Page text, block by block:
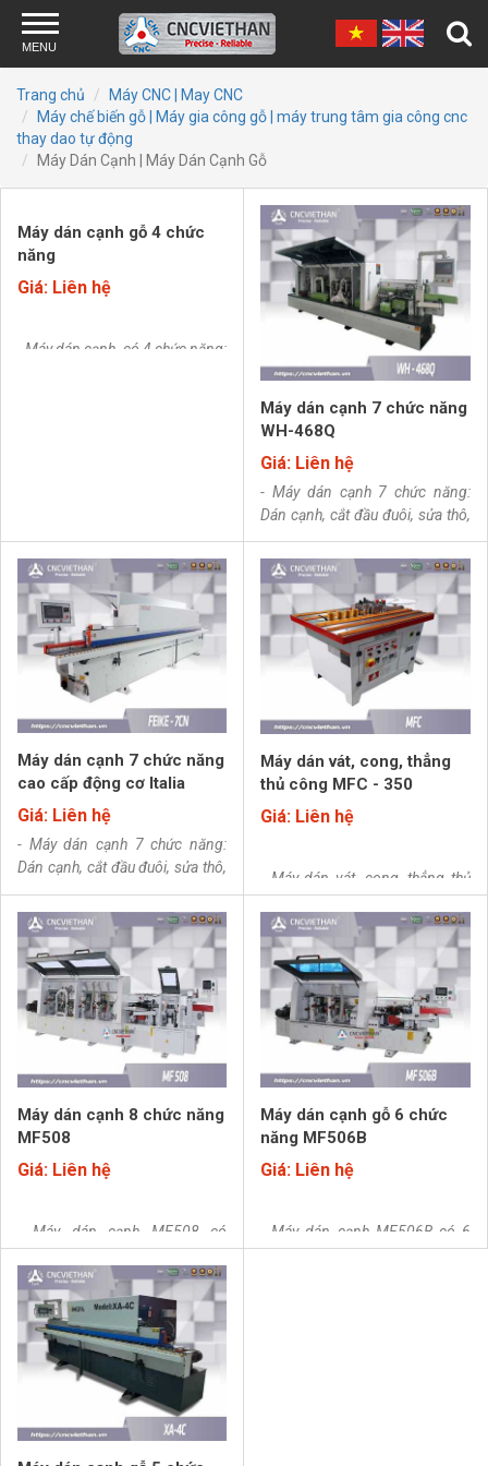
Skip to main content
MENU
Trang chủ
Máy CNC | May CNC
Máy chế biến gỗ | Máy gia công gỗ | máy trung tâm gia công cnc
thay dao tự động
Máy Dán Cạnh | Máy Dán Cạnh Gỗ
Máy dán cạnh gỗ 4 chức
năng
Giá: Liên hệ
- Máy dán cạnh có 4 chức năng:
Máy dán cạnh 7 chức năng
WH-468Q
Giá: Liên hệ
- Máy dán cạnh 7 chức năng:
Dán cạnh, cắt đầu đuôi, sửa thô,
sửa tinh, cạo cạnh, đánh bóng,
bo góc. Có tự động chỉnh nẹp
và chức năng đếm mét nẹp, và
đã có sấy phôi.Máy được sản
xuất theo hệ thống quản lý chất
lượng tiêu chuẩn quốc tế ISO
9001-2015.
Máy dán cạnh 7 chức năng
cao cấp động cơ Italia
Giá: Liên hệ
- Máy dán cạnh 7 chức năng:
Dán cạnh, cắt đầu đuôi, sửa thô,
sửa tinh, cạo cạnh, đánh bóng,
bo góc.Máy sử dụng toàn bộ
thiết bị điện của Ytalia, động cơ
của Đài Loan, bộ điều khiển Đài
Loan.​Máy được sản xuất theo hệ
thống quản lý chất lượng tiêu
chuẩn quốc tế ISO 9001-2015.
Máy dán vát, cong, thẳng
thủ công MFC - 350
Giá: Liên hệ
- Máy dán vát, cong, thẳng thủ
công MFC-350.
Máy dán cạnh 8 chức năng
MF508
Giá: Liên hệ
- Máy dán cạnh MF508 có
8chức năng: Dán cạnh, cắt đầu
đuôi, sửa thô và tinh, cạo cạnh,
đánh bóng, bo góc, soi rãnh (tùy
chọn), phay cạnh tốc độ cao.
Máy sử dụng toàn bộ thiết bị điện
của CHINT.​
Máy được sản xuất
theo hệ thống quản lý chất lượng
tiêu chuẩn quốc tế ISO 9001-
2015.
Máy dán cạnh gỗ 6 chức
năng MF506B
Giá: Liên hệ
- Máy dán cạnh MF506B có 6
chức năng: Dán cạnh, Cắt đầu